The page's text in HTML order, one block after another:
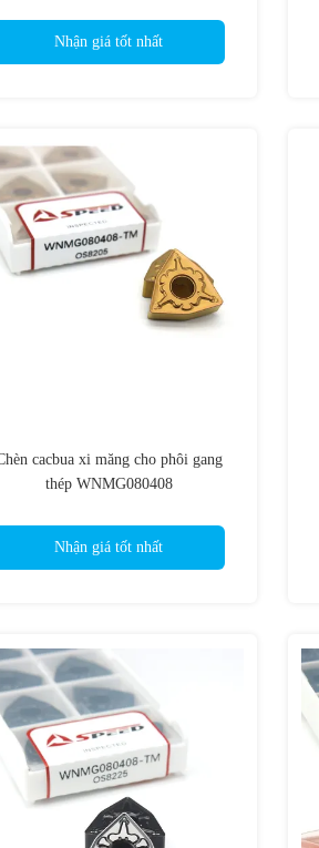
Nhận giá tốt nhất
cacbua xi măng cho phôi gang
thép WNMG080408
Nhận giá tốt nhất